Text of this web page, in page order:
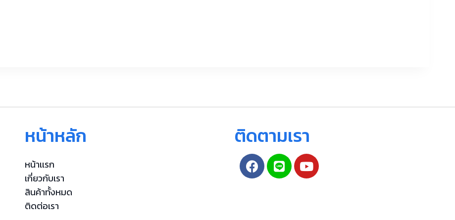
หน้าหลัก
หน้าเเรก
เกี่ยวกับเรา
สินค้าทั้งหมด
ติดต่อเรา
ติดตามเรา